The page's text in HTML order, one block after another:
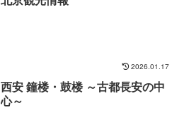
2026.01.17
西安 鐘楼・鼓楼 ～古都長安の中
心～